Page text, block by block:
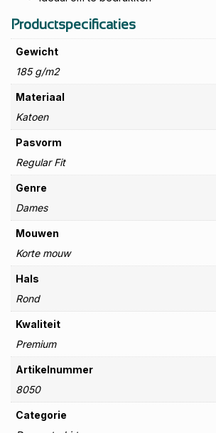
Productspecificaties
Gewicht
185 g/m2
Materiaal
Katoen
Pasvorm
Regular Fit
Genre
Dames
Mouwen
Korte mouw
Hals
Rond
Kwaliteit
Premium
Artikelnummer
8050
Categorie